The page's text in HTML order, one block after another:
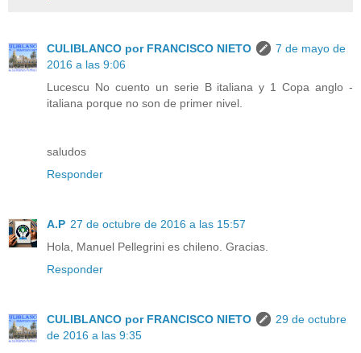
CULIBLANCO por FRANCISCO NIETO
7 de mayo de
2016 a las 9:06
Lucescu No cuento un serie B italiana y 1 Copa anglo -
italiana porque no son de primer nivel.
saludos
Responder
A.P 27 de octubre de 2016 a las 15:57
Hola, Manuel Pellegrini es chileno. Gracias.
Responder
CULIBLANCO por FRANCISCO NIETO
29 de octubre
de 2016 a las 9:35